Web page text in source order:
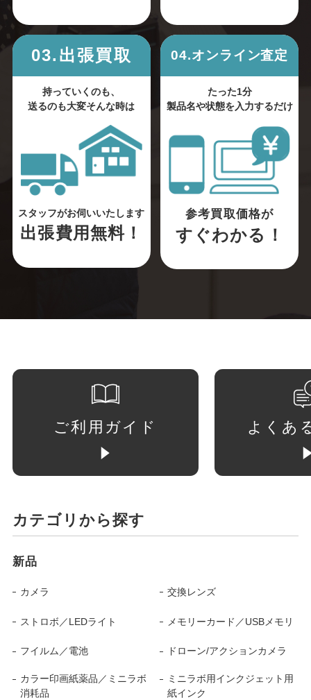
03.出張買取
持っていくのも、
送るのも大変そんな時は
スタッフがお伺いいたします
出張費用無料！
04.オンライン査定
たった1分
製品名や状態を入力するだけ
参考買取価格が
すぐわかる！
ご利用ガイド よくあ
カテゴリから探す
新品
カメラ 交換レンズ
ストロボ／LEDライト メモリーカード／USBメモリ
フイルム／電池 ドローン/アクションカメラ
カラー印画紙薬品／ミニラボ
消耗品
ミニラボ用インクジェット用
紙インク